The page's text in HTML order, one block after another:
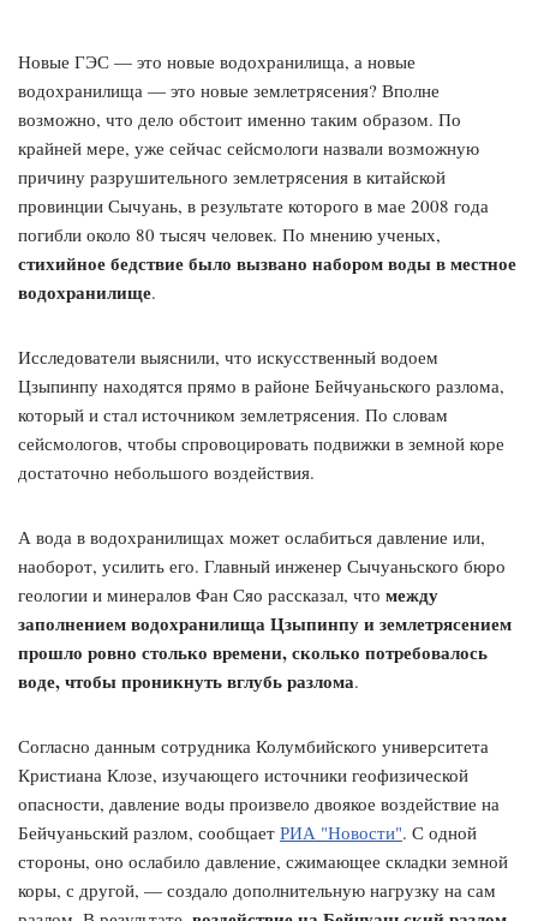
Новые ГЭС — это новые водохранилища, а новые
водохранилища — это новые землетрясения? Вполне
возможно, что дело обстоит именно таким образом. По
крайней мере, уже сейчас сейсмологи назвали возможную
причину разрушительного землетрясения в китайской
провинции Сычуань, в результате которого в мае 2008 года
погибли около 80 тысяч человек. По мнению ученых,
стихийное бедствие было вызвано набором воды в местное
водохранилище.
Исследователи выяснили, что искусственный водоем
Цзыпинпу находятся прямо в районе Бейчуаньского разлома,
который и стал источником землетрясения. По словам
сейсмологов, чтобы спровоцировать подвижки в земной коре
достаточно небольшого воздействия.
А вода в водохранилищах может ослабиться давление или,
наоборот, усилить его. Главный инженер Сычуаньского бюро
геологии и минералов Фан Сяо рассказал, что между
заполнением водохранилища Цзыпинпу и землетрясением
прошло ровно столько времени, сколько потребовалось
воде, чтобы проникнуть вглубь разлома.
Согласно данным сотрудника Колумбийского университета
Кристиана Клозе, изучающего источники геофизической
опасности, давление воды произвело двоякое воздействие на
Бейчуаньский разлом, сообщает РИА "Новости". С одной
стороны, оно ослабило давление, сжимающее складки земной
коры, с другой, — создало дополнительную нагрузку на сам